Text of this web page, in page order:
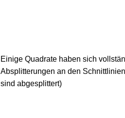
Einige Quadrate haben sich
Absplitterungen an den
sind abgesplittert)